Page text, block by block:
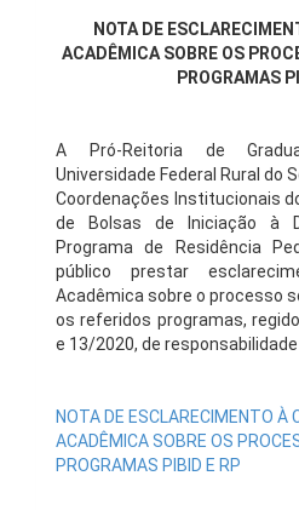
NOTA DE
ACADÊMICA SOBRE OS
PROGRAMAS
A Pró-Reitoria de
Universidade Federal Rural do
Coordenações Institucionais
de Bolsas de Iniciação à
Programa de Residência
público prestar
Acadêmica sobre o processo
os referidos programas,
e 13/2020, de
NOTA DE ESCLARECIMENTO À
ACADÊMICA SOBRE OS
PROGRAMAS PIBID E RP